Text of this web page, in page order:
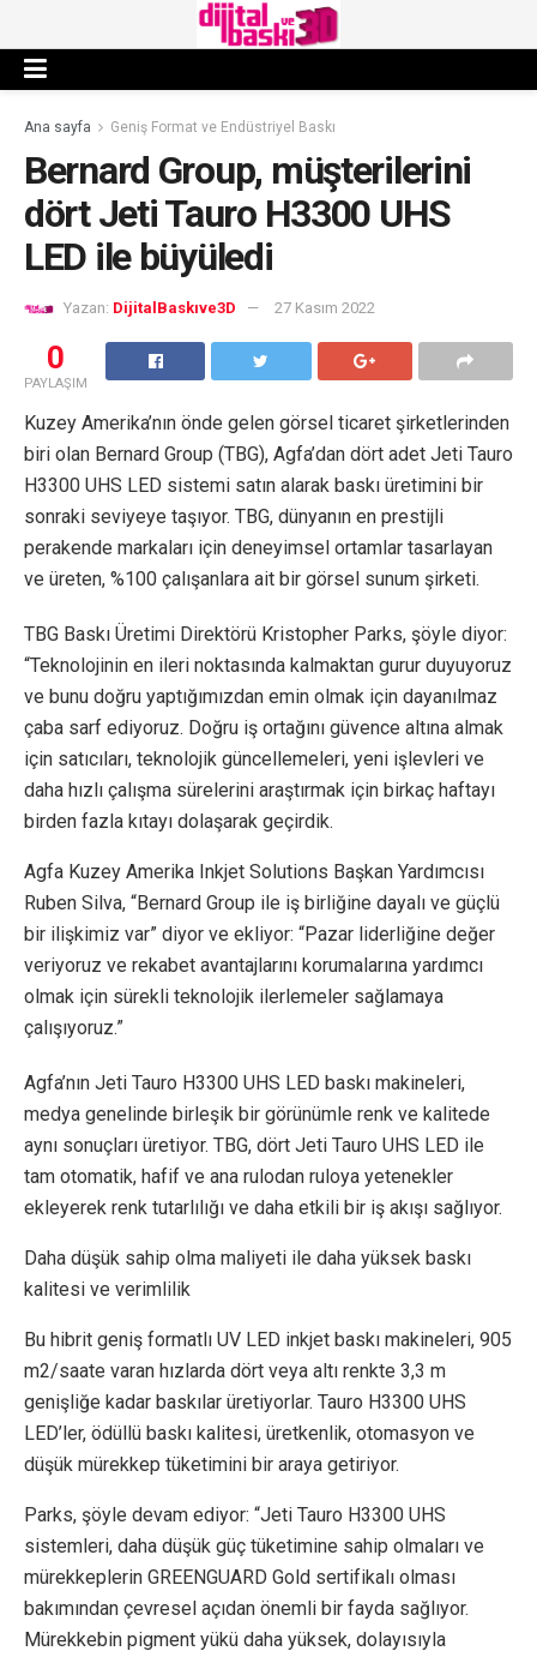
Ana sayfa Geniş Format ve Endüstriyel Baskı
Bernard Group, müşterilerini
dört Jeti Tauro H3300 UHS
LED ile büyüledi
Yazan: DijitalBaskıve3D 27 Kasım 2022
0
PAYLAŞIM
Kuzey Amerika’nın önde gelen görsel ticaret şirketlerinden
biri olan Bernard Group (TBG), Agfa’dan dört adet Jeti Tauro
H3300 UHS LED sistemi satın alarak baskı üretimini bir
sonraki seviyeye taşıyor. TBG, dünyanın en prestijli
perakende markaları için deneyimsel ortamlar tasarlayan
ve üreten, %100 çalışanlara ait bir görsel sunum şirketi.
TBG Baskı Üretimi Direktörü Kristopher Parks, şöyle diyor:
“Teknolojinin en ileri noktasında kalmaktan gurur duyuyoruz
ve bunu doğru yaptığımızdan emin olmak için dayanılmaz
çaba sarf ediyoruz. Doğru iş ortağını güvence altına almak
için satıcıları, teknolojik güncellemeleri, yeni işlevleri ve
daha hızlı çalışma sürelerini araştırmak için birkaç haftayı
birden fazla kıtayı dolaşarak geçirdik.
Agfa Kuzey Amerika Inkjet Solutions Başkan Yardımcısı
Ruben Silva, “Bernard Group ile iş birliğine dayalı ve güçlü
bir ilişkimiz var” diyor ve ekliyor: “Pazar liderliğine değer
veriyoruz ve rekabet avantajlarını korumalarına yardımcı
olmak için sürekli teknolojik ilerlemeler sağlamaya
çalışıyoruz.”
Agfa’nın Jeti Tauro H3300 UHS LED baskı makineleri,
medya genelinde birleşik bir görünümle renk ve kalitede
aynı sonuçları üretiyor. TBG, dört Jeti Tauro UHS LED ile
tam otomatik, hafif ve ana rulodan ruloya yetenekler
ekleyerek renk tutarlılığı ve daha etkili bir iş akışı sağlıyor.
Daha düşük sahip olma maliyeti ile daha yüksek baskı
kalitesi ve verimlilik
Bu hibrit geniş formatlı UV LED inkjet baskı makineleri, 905
m2/saate varan hızlarda dört veya altı renkte 3,3 m
genişliğe kadar baskılar üretiyorlar. Tauro H3300 UHS
LED’ler, ödüllü baskı kalitesi, üretkenlik, otomasyon ve
düşük mürekkep tüketimini bir araya getiriyor.
Parks, şöyle devam ediyor: “Jeti Tauro H3300 UHS
sistemleri, daha düşük güç tüketimine sahip olmaları ve
mürekkeplerin GREENGUARD Gold sertifikalı olması
bakımından çevresel açıdan önemli bir fayda sağlıyor.
Mürekkebin pigment yükü daha yüksek, dolayısıyla